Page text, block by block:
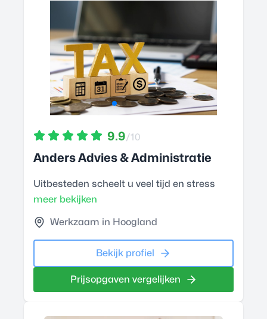
9.9/10
Anders Advies & Administratie
Uitbesteden scheelt u veel tijd en stress
meer bekijken
Werkzaam in Hoogland
Bekijk profiel
Prijsopgaven vergelijken